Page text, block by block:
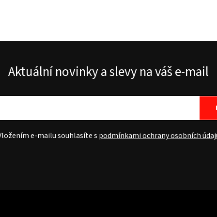
Aktuální novinky a slevy na váš e-mail
e-mailu souhlasíte s podmínkami ochrany osobních